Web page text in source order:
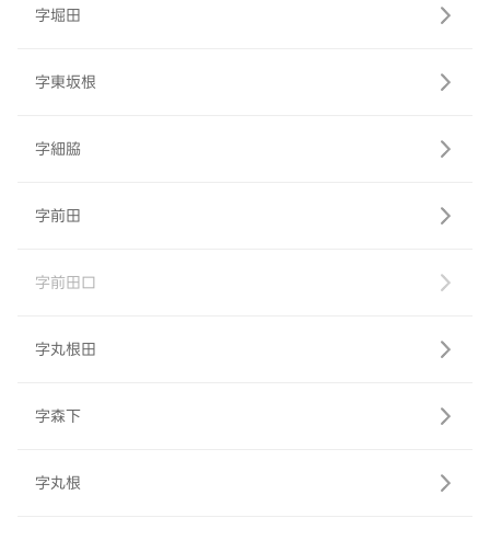
字堀田
字東坂根
字細脇
字前田
字前田口
字丸根田
字森下
字丸根